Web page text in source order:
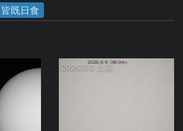
皆既日食
2026/8/8 太陽